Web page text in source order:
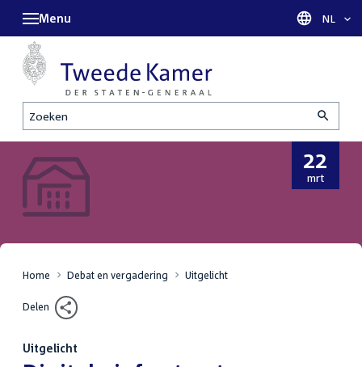
Zoeken
Menu Taal
NL
22
mrt
22
maart
Home Debat en vergadering Uitgelicht
Delen
Uitgelicht